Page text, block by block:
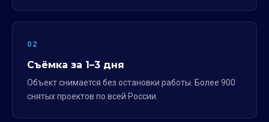
02
Съёмка за 1–3 дня
Объект снимается без остановки работы. Более 900
снятых проектов по всей России.